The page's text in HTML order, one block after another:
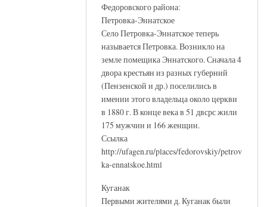
Федоровского района:
Петровка-Эннатское
Село Петровка-Эннатское теперь
называется Петровка. Возникло на
земле помещика Эннатского. Сначала 4
двора крестьян из разных губерний
(Пензенской и др.) поселились в
имении этого владельца около церкви
в 1880 г. В конце века в 51 двсрс жили
175 мужчин и 166 женщин.
Ссылка
http://ufagen.ru/places/fedorovskiy/petrov
ka-ennatskoe.html
Куганак
Первыми жителями д. Куганак были